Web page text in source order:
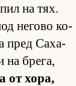
на тях.
не­гово ко­
пред Са­ха­
на бре­га,
от хо­ра,